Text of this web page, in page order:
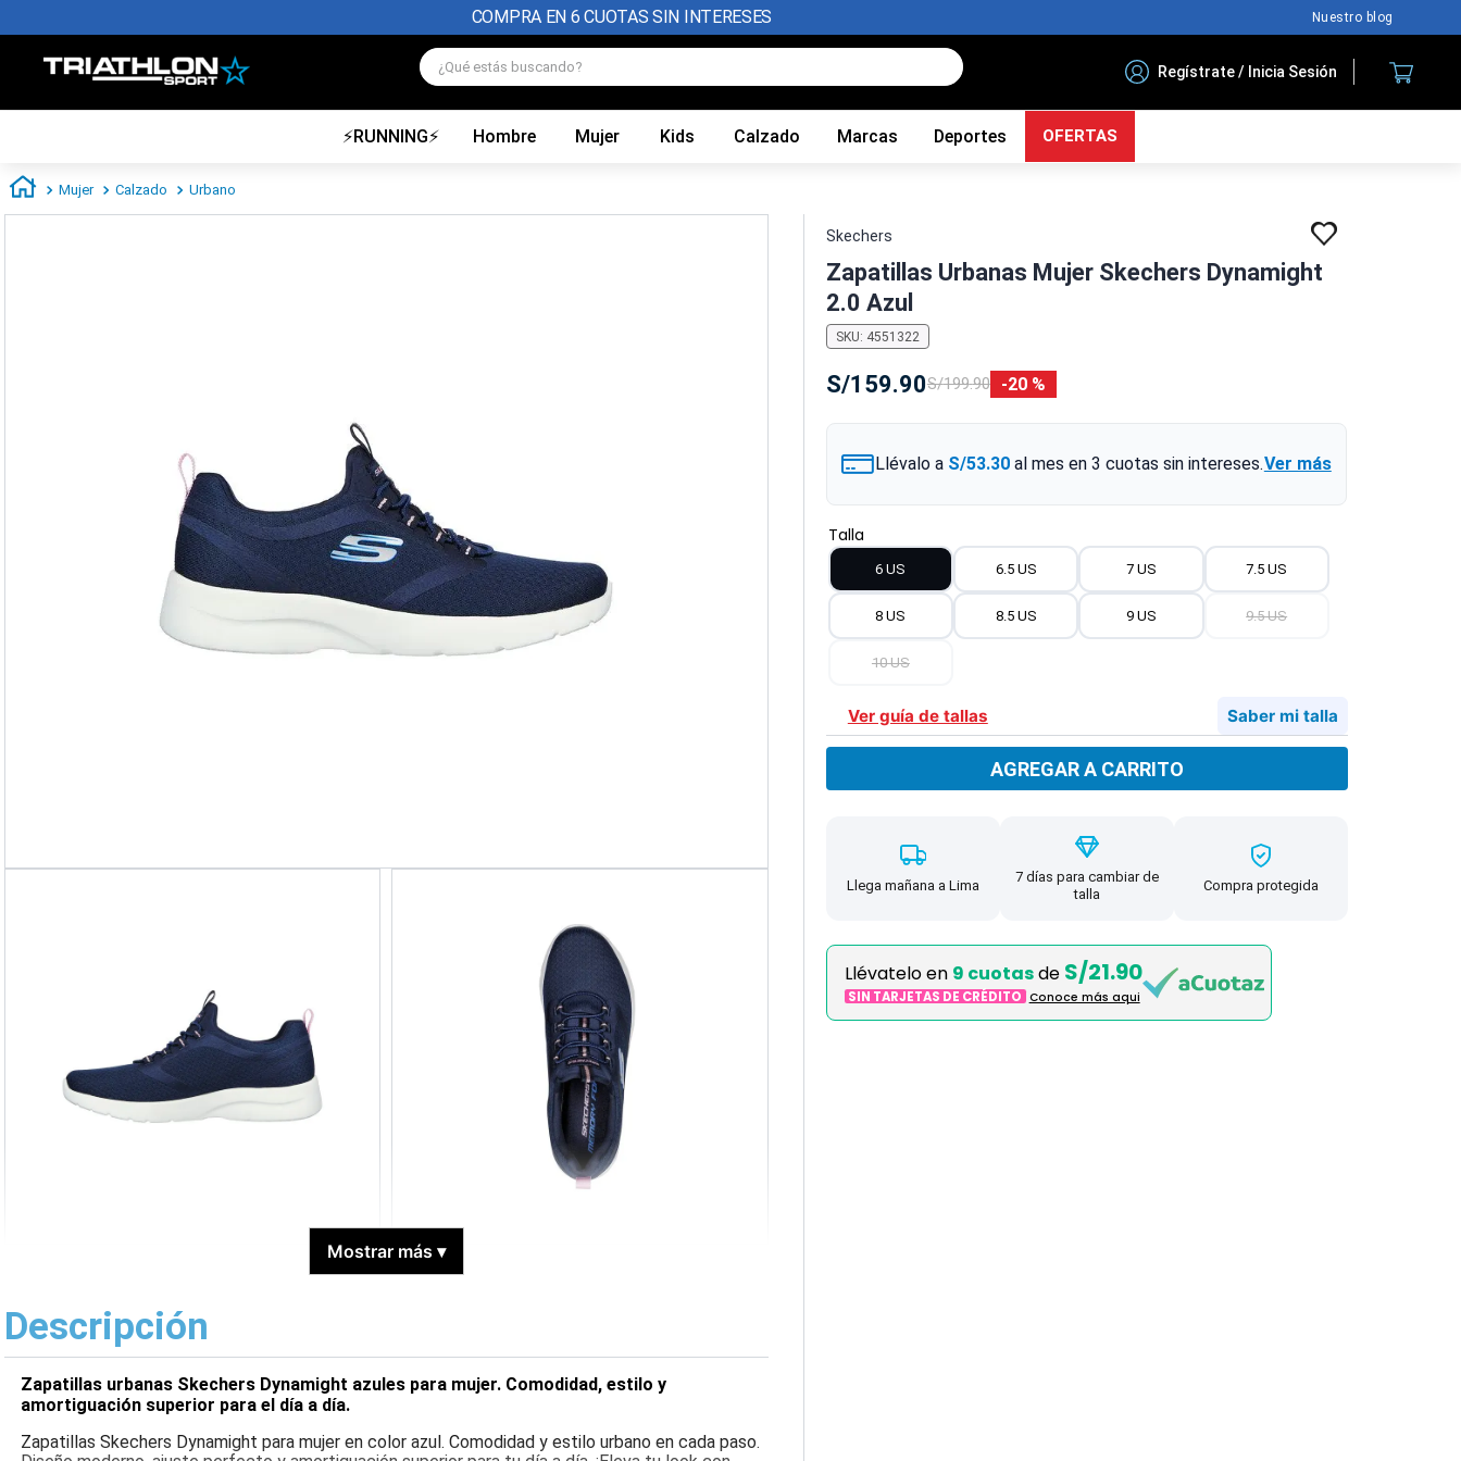
COMPRA EN 6 CUOTAS SIN INTERESES Nuestro blog
¿Qué estás buscando?
Regístrate / Inicia Sesión
⚡RUNNING⚡ Hombre Mujer Kids Calzado Marcas Deportes OFERTAS
Mujer Calzado Urbano
Mostrar más ▾
Descripción
Zapatillas urbanas Skechers Dynamight azules para mujer. Comodidad, estilo y
amortiguación superior para el día a día.
Zapatillas Skechers Dynamight para mujer en color azul. Comodidad y estilo urbano en cada paso.
Skechers
Zapatillas Urbanas Mujer Skechers Dynamight
2.0 Azul
SKU: 4551322
S/159.90S/199.90 20 %
Llévalo a S/53.30al mes en 3 cuotas sin intereses.Ver más
Talla
6 US 6.5 US 7 US 7.5 US
8 US 8.5 US 9 US 9.5 US
10 US
Ver guía de tallas Saber mi talla
AGREGAR A CARRITO
Llega mañana a Lima
7 días para cambiar de
talla
Compra protegida
Llévatelo en 9 cuotasde S/21.90
SIN TARJETAS DE CRÉDITO Conoce más aqui
3.
zapatillas adidas hombre